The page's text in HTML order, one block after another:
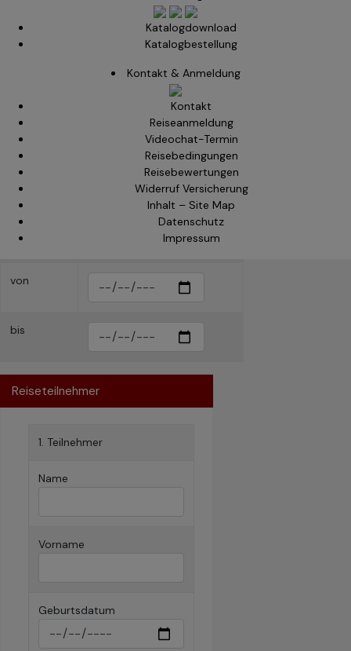
Katalogdownload
Katalogbestellung
Kontakt & Anmeldung
Kontakt
Reiseanmeldung
Videochat-Termin
Reisebedingungen
Reisebewertungen
Widerruf Versicherung
Inhalt – Site Map
Datenschutz
Impressum
Tel.Nr.
Reise
Anmeldung
für die
Reise
von
bis
Reiseteilnehmer
1. Teilnehmer
Name
Vorname
Geburtsdatum